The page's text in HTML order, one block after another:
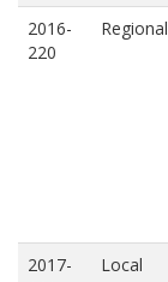
2016-
220
Regional
2017-
Local